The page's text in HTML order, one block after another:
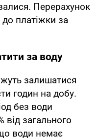
Перерахунок
платіжки за
за воду
залишатися
годин на добу.
без води
від загального
води немає